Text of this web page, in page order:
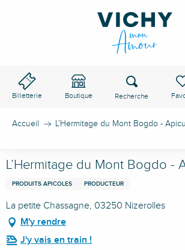
Billetterie Boutique
Recherche
Accueil L’Hermitage du Mont Bogdo -
L’Hermitage du Mont Bogdo -
PRODUITS APICOLES PRODUCTEUR
La petite Chassagne, 03250 Nizerolles
M'y rendre
J'y vais en train !